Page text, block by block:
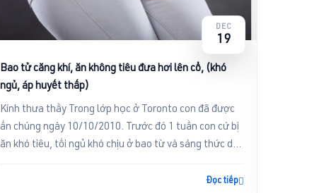
DEC
19
Bao tử căng khí, ăn không tiêu đưa hơi lên cổ, (khó
ngủ, áp huyết thấp)
Kính thưa thầy Trong lớp học ở Toronto con đã được
ấn chúng ngày 10/10/2010. Trước đó 1 tuần con cứ bị
ăn khó tiêu, tối ngủ khó chịu ở bao từ và sáng thức dậy
Đọc tiếp